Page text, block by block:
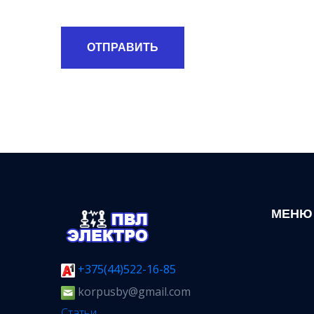
ОТПРАВИТЬ
+375(44)522-16-85
korpusby@gmail.com
МЕНЮ